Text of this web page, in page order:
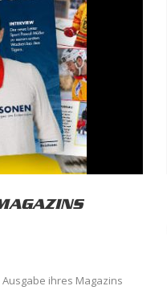
ihres Magazins